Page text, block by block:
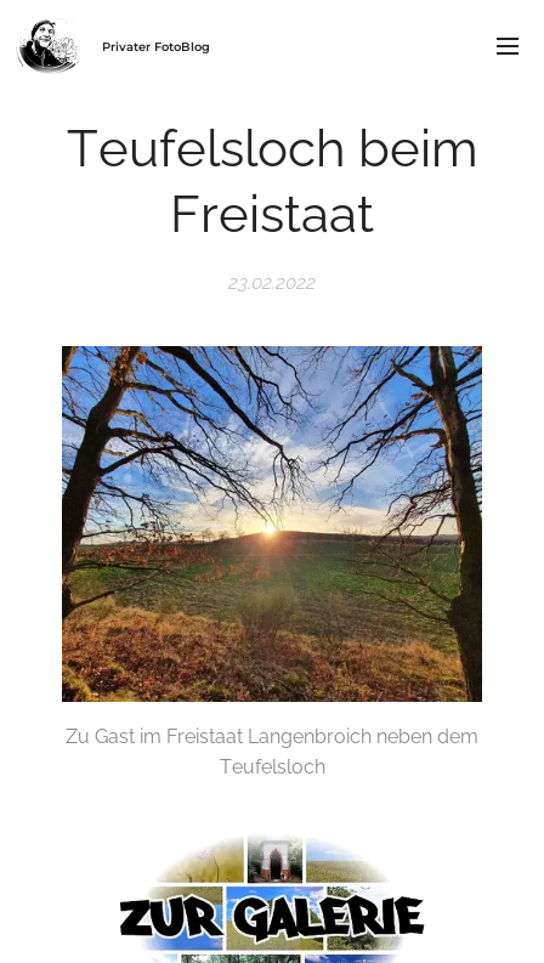
Privater FotoBlog
Teufelsloch beim
Freistaat
23.02.2022
Zu Gast im Freistaat Langenbroich neben dem
Teufelsloch